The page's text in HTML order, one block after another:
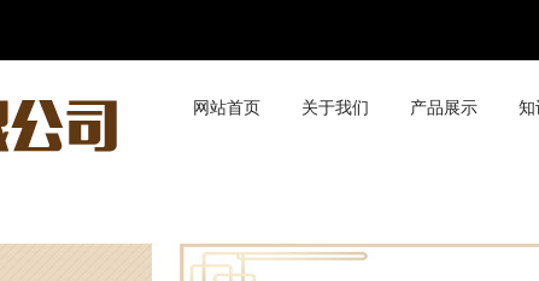
网站首页 关于我们 产品展示 知